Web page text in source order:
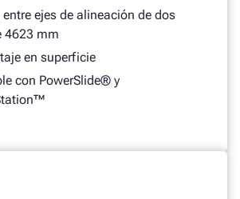
ejes de alineación de dos
4623 mm
en superficie
con PowerSlide® y